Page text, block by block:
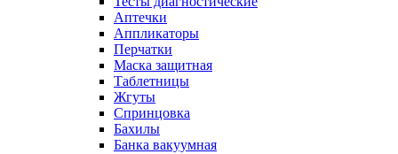
Аптечки
Аппликаторы
Перчатки
Маска защитная
Таблетницы
Жгуты
Спринцовка
Бахилы
Банка вакуумная